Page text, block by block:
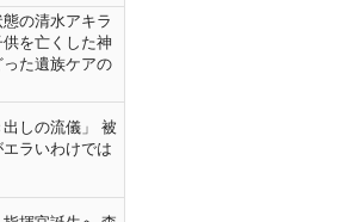
の清水アキラ
を亡くした神
た遺族ケアの
しの流儀」 被
ラいわけでは